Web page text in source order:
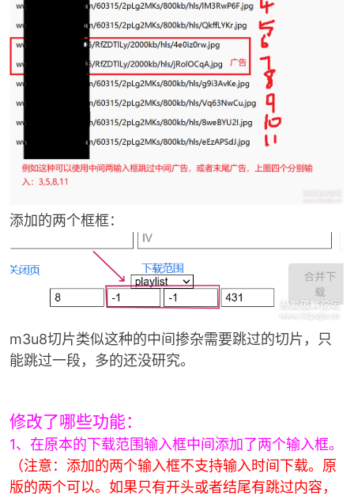
解
添加的两个框框：
m3u8切片类似这种的中间掺杂需要跳过的切片，只
能跳过一段，多的还没研究。
修改了哪些功能：
1、在原本的下载范围输入框中间添加了两个输入框。
（注意：添加的两个输入框不支持输入时间下载。原
版的两个可以。如果只有开头或者结尾有跳过内容，